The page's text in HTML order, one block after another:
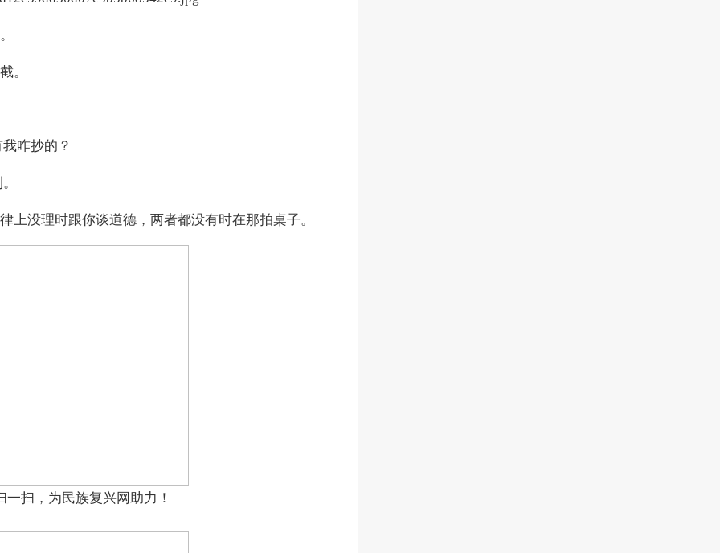
。
咋抄的？
没理时跟你谈道德，两者都没有时在那拍桌子。
一扫，为民族复兴网助力！